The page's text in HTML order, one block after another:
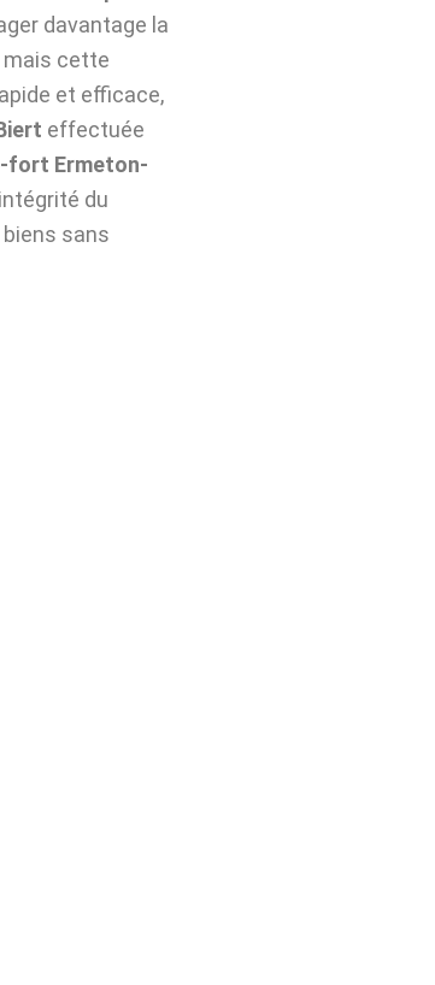
davantage la
mais cette
et efficace,
effectuée
fort Ermeton-
du
sans